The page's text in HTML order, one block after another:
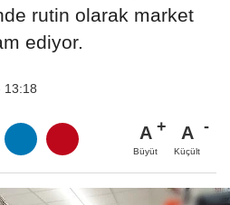
rutin olarak market
ediyor.
13:18
A
Büyüt
A
Küçült